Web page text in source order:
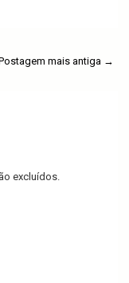
mais antiga →
excluídos.